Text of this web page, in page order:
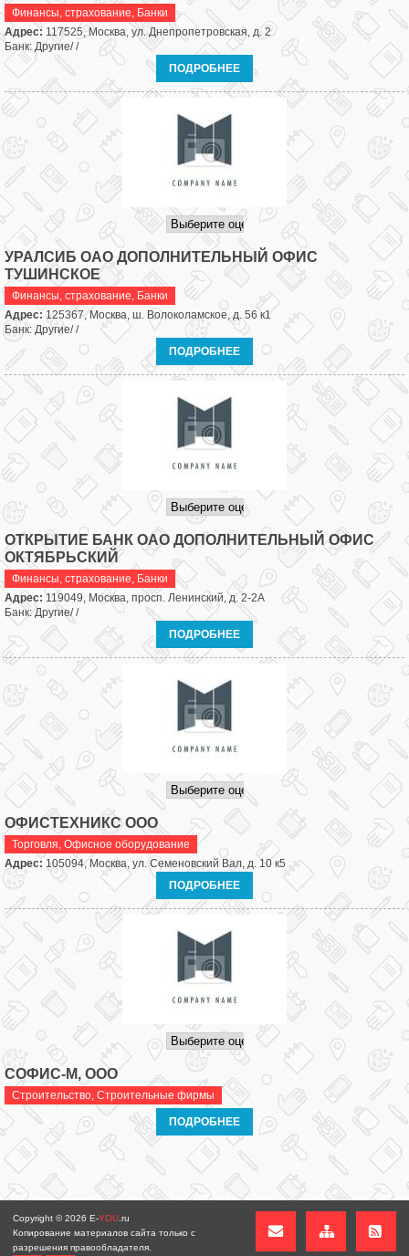
Финансы, страхование, Банки
Адрес: 117525, Москва, ул. Днепропетровская, д. 2
Банк: Другие/ /
ПОДРОБНЕЕ
УРАЛСИБ ОАО ДОПОЛНИТЕЛЬНЫЙ ОФИС
ТУШИНСКОЕ
Финансы, страхование, Банки
Адрес: 125367, Москва, ш. Волоколамское, д. 56 к1
Банк: Другие/ /
ПОДРОБНЕЕ
ОТКРЫТИЕ БАНК ОАО ДОПОЛНИТЕЛЬНЫЙ ОФИС
ОКТЯБРЬСКИЙ
Финансы, страхование, Банки
Адрес: 119049, Москва, просп. Ленинский, д. 2-2А
Банк: Другие/ /
ПОДРОБНЕЕ
ОФИСТЕХНИКС ООО
Торговля, Офисное оборудование
Адрес: 105094, Москва, ул. Семеновский Вал, д. 10 к5
ПОДРОБНЕЕ
СОФИС-М, ООО
Строительство, Строительные фирмы
ПОДРОБНЕЕ
Copyright © 2026 E-YOU .ru
Копирование материалов сайта только с
разрешения правообладателя.